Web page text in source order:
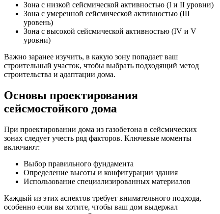
Зона с низкой сейсмической активностью (I и II уровни)
Зона с умеренной сейсмической активностью (III
уровень)
Зона с высокой сейсмической активностью (IV и V
уровни)
Важно заранее изучить, в какую зону попадает ваш
строительный участок, чтобы выбрать подходящий метод
строительства и адаптации дома.
Основы проектирования
сейсмостойкого дома
При проектировании дома из газобетона в сейсмических
зонах следует учесть ряд факторов. Ключевые моменты
включают:
Выбор правильного фундамента
Определение высоты и конфигурации здания
Использование специализированных материалов
Каждый из этих аспектов требует внимательного подхода,
особенно если вы хотите, чтобы ваш дом выдержал